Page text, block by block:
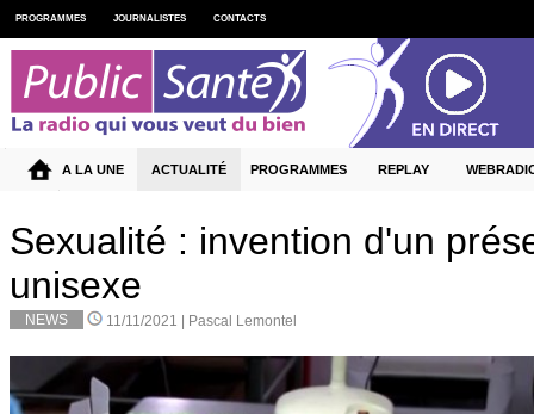
Sexualité : invention d'un
unisexe
NEWS 11/11/2021 | Pascal Lemontel
PROGRAMMES JOURNALISTES CONTACTS
A LA UNE ACTUALITÉ PROGRAMMES REPLAY